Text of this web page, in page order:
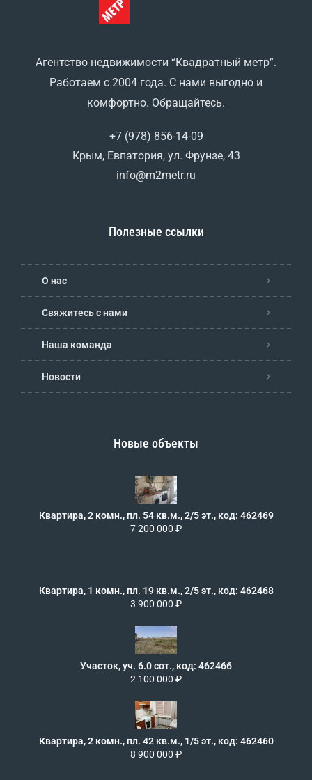
Агентство недвижимости “Квадратный метр”.
Работаем с 2004 года. С нами выгодно и
комфортно. Обращайтесь.
+7 (978) 856-14-09
Крым, Евпатория, ул. Фрунзе, 43
info@m2metr.ru
Полезные ссылки
О нас
Свяжитесь с нами
Наша команда
Новости
Новые объекты
Квартира, 2 комн., пл. 54 кв.м., 2/5 эт., код: 462469
7 200 000 ₽
Квартира, 1 комн., пл. 19 кв.м., 2/5 эт., код: 462468
3 900 000 ₽
Участок, уч. 6.0 сот., код: 462466
2 100 000 ₽
Квартира, 2 комн., пл. 42 кв.м., 1/5 эт., код: 462460
8 900 000 ₽